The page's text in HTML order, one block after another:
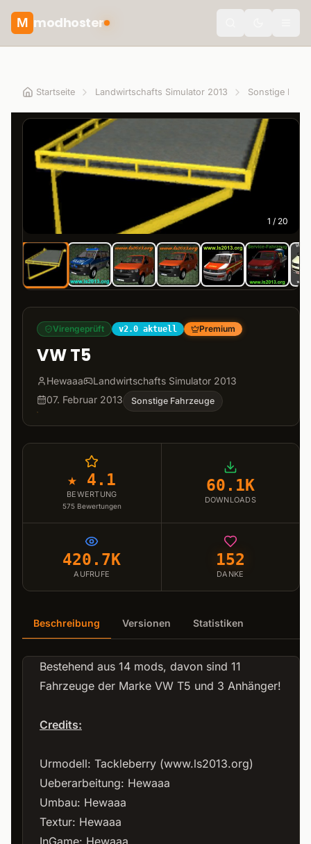
M modhoster
Startseite Landwirtschafts Simulator 2013 Sonstige
1 / 20
Virengeprüft v2.0 aktuell Premium
VW T5
Hewaaa
Landwirtschafts Simulator 2013
07. Februar 2013
Sonstige Fahrzeuge
★ 4.1
BEWERTUNG
575 Bewertungen
60.1K
DOWNLOADS
420.7K
AUFRUFE
152
DANKE
Beschreibung Versionen Statistiken
Bestehend aus 14 mods, davon sind 11
Fahrzeuge der Marke VW T5 und 3 Anhänger!
Credits:
Urmodell: Tackleberry (www.ls2013.org)
Ueberarbeitung: Hewaaa
Umbau: Hewaaa
Textur: Hewaaa
InGame: Hewaaa